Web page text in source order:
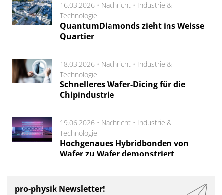
16.03.2026 • Nachricht • Industrie &
Technologie
QuantumDiamonds zieht ins Weisse
Quartier
18.03.2026 • Nachricht • Industrie &
Technologie
Schnelleres Wafer-Dicing für die
Chipindustrie
19.06.2026 • Nachricht • Industrie &
Technologie
Hochgenaues Hybridbonden von
Wafer zu Wafer demonstriert
pro-physik Newsletter!